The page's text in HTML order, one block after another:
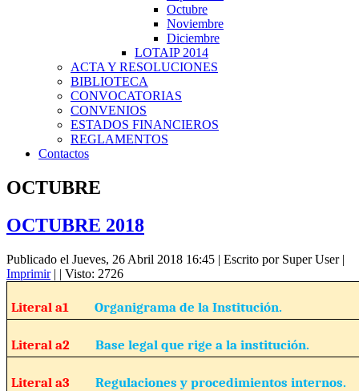
Octubre
Noviembre
Diciembre
LOTAIP 2014
ACTA Y RESOLUCIONES
BIBLIOTECA
CONVOCATORIAS
CONVENIOS
ESTADOS FINANCIEROS
REGLAMENTOS
Contactos
OCTUBRE
OCTUBRE 2018
Publicado el Jueves, 26 Abril 2018 16:45 | Escrito por Super User|
Imprimir| | Visto: 2726
Literal a1 Organigrama de la Institución.
Literal a2 Base legal que rige a la institución.
Literal a3 Regulaciones y procedimientos internos.